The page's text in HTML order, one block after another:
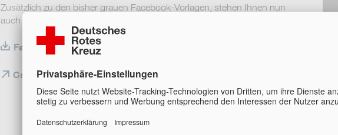
Zusätzlich zu den bisher grauen Facebook-Vorlagen, stehen Ihnen nun
auch Vorlagen im DRK-Rot zur Verfügung:
Facebook Templates rot [zip]
Canva Facebook Feed rot